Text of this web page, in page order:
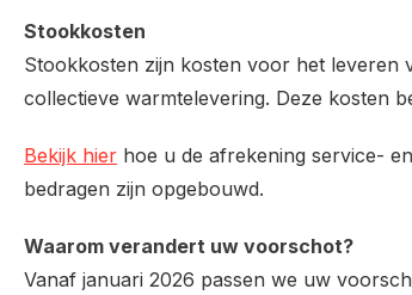
Stookkosten
Stookkosten zijn kosten voor het leveren
collectieve warmtelevering. Deze kosten
Bekijk hier hoe u de afrekening service-
bedragen zijn opgebouwd.
Waarom verandert uw voorschot?
Vanaf januari 2026 passen we uw